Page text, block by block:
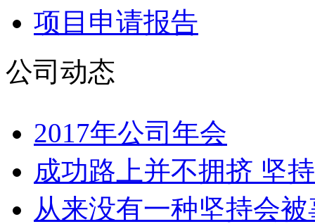
项目申请报告
公司动态
2017年公司年会
成功路上并不拥挤 坚
从来没有一种坚持会被